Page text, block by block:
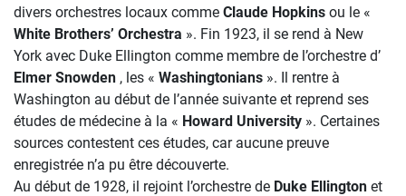
divers orchestres locaux comme Claude Hopkins ou le «
White Brothers’ Orchestra ». Fin 1923, il se rend à New
York avec Duke Ellington comme membre de l’orchestre d’
Elmer Snowden , les « Washingtonians ». Il rentre à
Washington au début de l’année suivante et reprend ses
études de médecine à la « Howard University ». Certaines
sources contestent ces études, car aucune preuve
enregistrée n’a pu être découverte.
Au début de 1928, il rejoint l’orchestre de Duke Ellington et